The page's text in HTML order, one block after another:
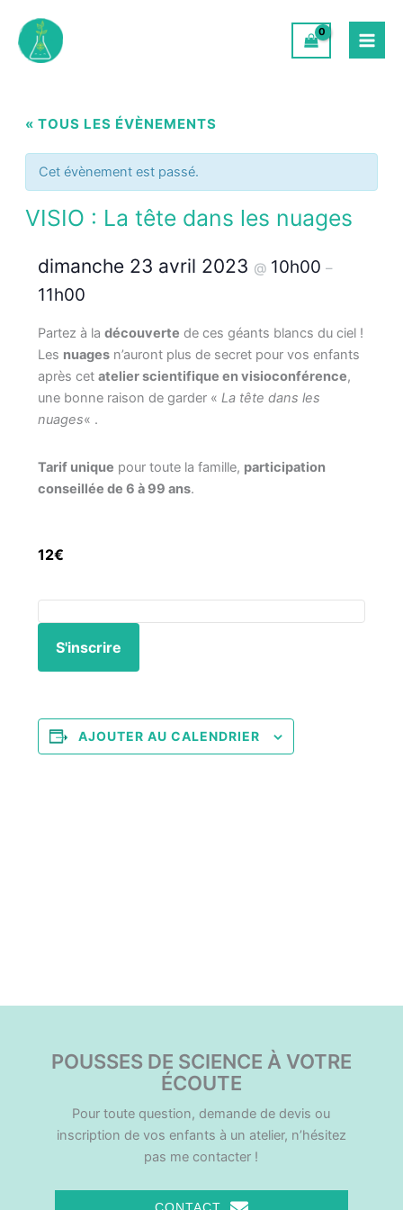
contenu
« TOUS LES ÉVÈNEMENTS
Cet évènement est passé.
VISIO : La tête dans les nuages
dimanche 23 avril 2023 @ 10h00–
11h00
Partez à ladécouverte de ces géants blancs du ciel !
Les nuages n’auront plus de secret pour vos enfants
après cetatelier scientifique en visioconférence,
une bonne raison de garder «La tête dans les
nuages« .
Tarif unique pour toute la famille, participation
conseillée de 6 à 99 ans.
12€
S'inscrire
AJOUTER AU CALENDRIER
POUSSES DE SCIENCE À VOTRE
ÉCOUTE
Pour toute question, demande de devis ou
inscription de vos enfants à un atelier, n’hésitez
pas me contacter !